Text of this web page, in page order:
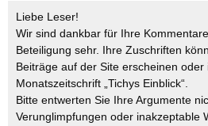
Liebe Leser!
Wir sind dankbar für Ihre
Beteiligung sehr. Ihre Zuschriften
Beiträge auf der Site erscheinen oder
Monatszeitschrift „Tichys Einblick“.
Bitte entwerten Sie Ihre Argumente
Verunglimpfungen oder inakzeptable